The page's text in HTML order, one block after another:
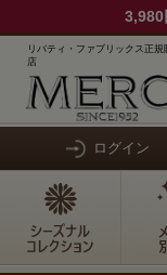
3,980
リバティ・ファブリックス正規
店
ログイン